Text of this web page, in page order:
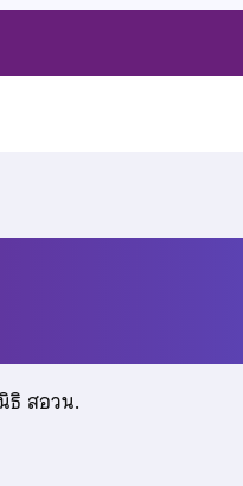
ธิ สอวน.